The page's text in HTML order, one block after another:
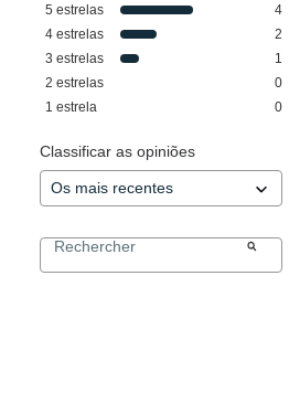
5 estrelas
4
4 estrelas
2
3 estrelas
1
2 estrelas
0
1 estrela 0
Classificar as opiniões